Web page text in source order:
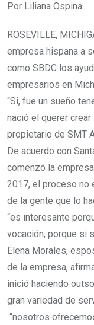
Por Liliana Ospina
ROSEVILLE,
empresa hispana a
como SBDC los
empresarios en
“Si, fue un sueño
nació el querer crear
propietario de SMT
De acuerdo con
comenzó la
2017, el proceso no
de la gente que lo
“es interesante
vocación, porque si
Elena Morales,
de la empresa,
inició haciendo
gran variedad de
“nosotros